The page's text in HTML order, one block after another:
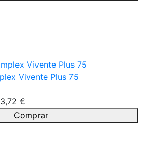
Vivente Plus 75
€
Comprar